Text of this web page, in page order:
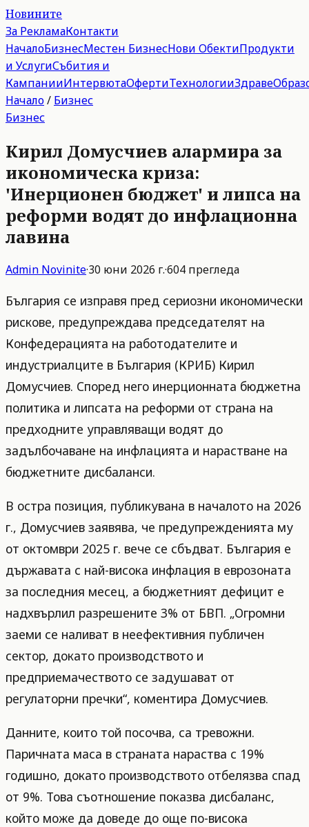
Новините
За РекламаКонтакти
НачалоБизнесМестен БизнесНови ОбектиПродукти
и УслугиСъбития и
КампанииИнтервютаОфертиТехнологииЗдраве
Начало/ Бизнес
Бизнес
Кирил Домусчиев алармира за
икономическа криза:
'Инерционен бюджет' и липса на
реформи водят до инфлационна
лавина
Admin Novinite·30 юни 2026 г.·604 прегледа
България се изправя пред сериозни икономически
рискове, предупреждава председателят на
Конфедерацията на работодателите и
индустриалците в България (КРИБ) Кирил
Домусчиев. Според него инерционната бюджетна
политика и липсата на реформи от страна на
предходните управляващи водят до
задълбочаване на инфлацията и нарастване на
бюджетните дисбаланси.
В остра позиция, публикувана в началото на 2026
г., Домусчиев заявява, че предупрежденията му
от октомври 2025 г. вече се сбъдват. България е
държавата с най-висока инфлация в еврозоната
за последния месец, а бюджетният дефицит е
надхвърлил разрешените 3% от БВП. „Огромни
заеми се наливат в неефективния публичен
сектор, докато производството и
предприемачеството се задушават от
регулаторни пречки“, коментира Домусчиев.
Данните, които той посочва, са тревожни.
Паричната маса в страната нараства с 19%
годишно, докато производството отбелязва спад
от 9%. Това съотношение показва дисбаланс,
който може да доведе до още по-висока